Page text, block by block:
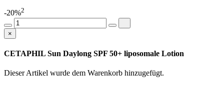
-20%2
×
CETAPHIL Sun Daylong SPF 50+ liposomale Lotion
Dieser Artikel wurde dem Warenkorb hinzugefügt.